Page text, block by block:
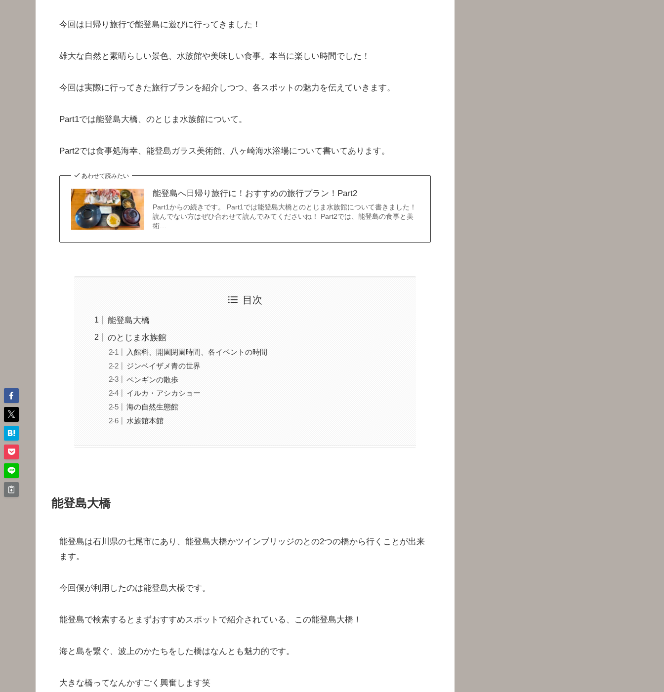
今回は日帰り旅行で能登島に遊びに行ってきました！
雄大な自然と素晴らしい景色、水族館や美味しい食事。本当に楽しい時間でした！
今回は実際に行ってきた旅行プランを紹介しつつ、各スポットの魅力を伝えていきます。
Part1では能登島大橋、のとじま水族館について。
Part2では食事処海幸、能登島ガラス美術館、八ヶ崎海水浴場について書いてあります。
あわせて読みたい
能登島へ日帰り旅行に！おすすめの旅行プラン！Part2
Part1からの続きです。 Part1では能登島大橋とのとじま水族館について書きました！
読んでない方はぜひ合わせて読んでみてくださいね！ Part2では、能登島の食事と美
術…
目次
能登島大橋
のとじま水族館
入館料、開園閉園時間、各イベントの時間
ジンベイザメ青の世界
ペンギンの散歩
イルカ・アシカショー
海の自然生態館
水族館本館
能登島大橋
能登島は石川県の七尾市にあり、能登島大橋かツインブリッジのとの2つの橋から行くことが出来
ます。
今回僕が利用したのは能登島大橋です。
能登島で検索するとまずおすすめスポットで紹介されている、この能登島大橋！
海と島を繋ぐ、波上のかたちをした橋はなんとも魅力的です。
大きな橋ってなんかすごく興奮します笑